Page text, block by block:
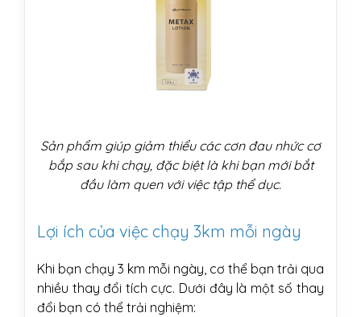
Sản phẩm giúp giảm thiểu các cơn đau nhức cơ
bắp sau khi chạy, đặc biệt là khi bạn mới bắt
đầu làm quen với việc tập thể dục.
Lợi ích của việc chạy 3km mỗi ngày
Khi bạn chạy 3 km mỗi ngày, cơ thể bạn trải qua
nhiều thay đổi tích cực. Dưới đây là một số thay
đổi bạn có thể trải nghiệm: